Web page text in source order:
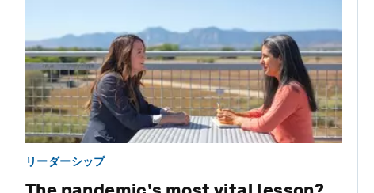
リーダーシップ